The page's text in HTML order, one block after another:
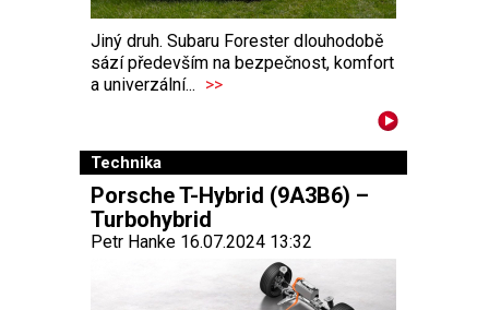
Jiný druh. Subaru Forester dlouhodobě
sází především na bezpečnost, komfort
a univerzální... >>
Technika
Porsche T-Hybrid (9A3B6) –
Turbohybrid
Petr Hanke 16.07.2024 13:32